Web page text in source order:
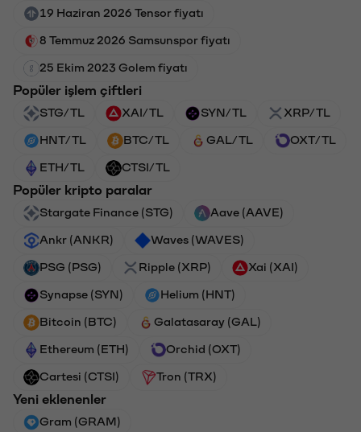
19 Haziran 2026 Tensor fiyatı
8 Temmuz 2026 Samsunspor fiyatı
25 Ekim 2023 Golem fiyatı
Popüler işlem çiftleri
STG/TL XAI/TL SYN/TL XRP/TL
HNT/TL BTC/TL GAL/TL OXT/TL
ETH/TL CTSI/TL
Popüler kripto paralar
Stargate Finance (STG) Aave (AAVE)
Ankr (ANKR) Waves (WAVES)
PSG (PSG) Ripple (XRP) Xai (XAI)
Synapse (SYN) Helium (HNT)
Bitcoin (BTC) Galatasaray (GAL)
Ethereum (ETH) Orchid (OXT)
Cartesi (CTSI) Tron (TRX)
Yeni eklenenler
Gram (GRAM)